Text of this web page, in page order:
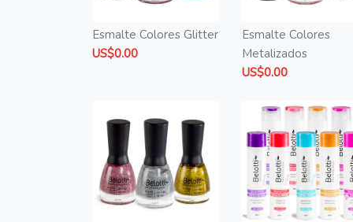
Esmalte Colores Glitter
US$0.00
Esmalte Colores
Metalizados
US$0.00